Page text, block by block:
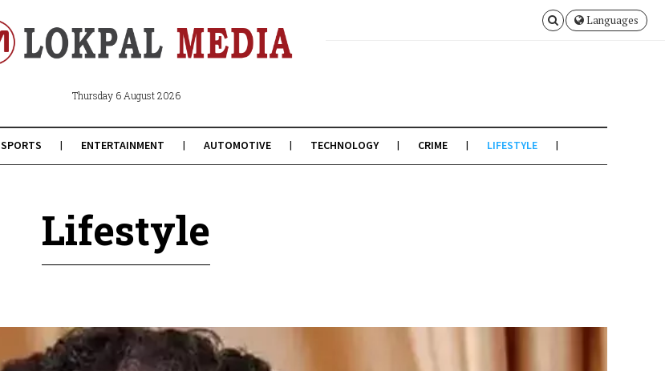
Languages
Thursday 6 August 2026
SPORTS ENTERTAINMENT AUTOMOTIVE TECHNOLOGY CRIME LIFESTYLE
Lifestyle